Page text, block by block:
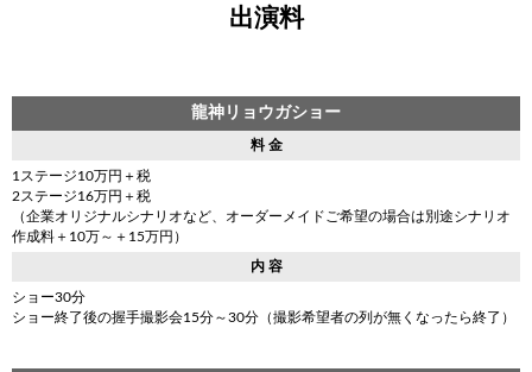
出演料
龍神リョウガショー
料 金
1ステージ10万円＋税
2ステージ16万円＋税
（企業オリジナルシナリオなど、オーダーメイドご希望の場合は別途シナリオ
作成料＋10万～＋15万円）
内 容
ショー30分
ショー終了後の握手撮影会15分～30分（撮影希望者の列が無くなったら終了）